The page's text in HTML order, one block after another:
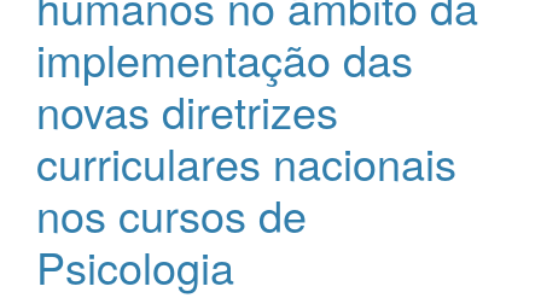
implementação das
novas diretrizes
curriculares nacionais
nos cursos de
Psicologia